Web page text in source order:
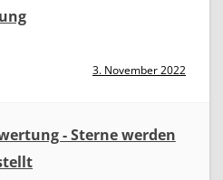
3. November 2022
- Sterne werden